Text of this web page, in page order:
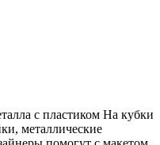
с пластиком На кубки
металлические